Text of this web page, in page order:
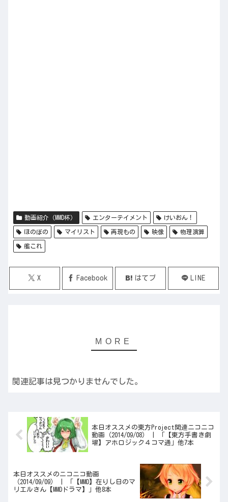
動画紹介（MMD杯） エンターテイメント けいおん！
ほのぼの マイリスト 再現もの 映像 物理演算
艦これ
X Facebook はてブ LINE
関連記事は見つかりませんでした。
本日オススメの東方Project関連ニコニコ
動画（2014/09/08） | 「【東方手書き劇
場】アホロジック４コマ通」他7本
本日オススメのニコニコ動画
（2014/09/09） | 「【MMD】在りし日のマ
リエルさん【MMDドラマ】」他8本